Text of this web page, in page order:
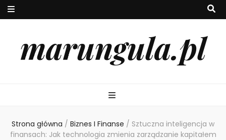
marungula.pl
Strona główna / Biznes I Finanse / Sztuczna inteligencja w
finansach: Jak technologia zmienia zarządzanie kapitałem